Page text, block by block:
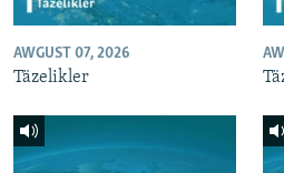
AWGUST 07, 2026
Täzelikler